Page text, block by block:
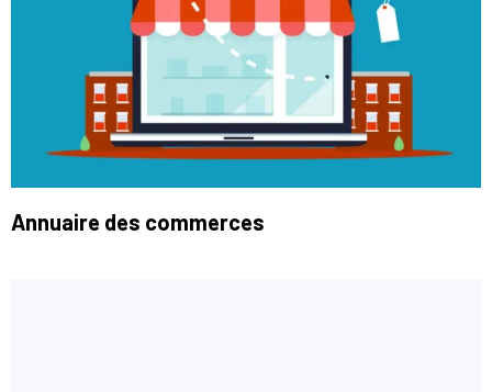
Annuaire des commerces